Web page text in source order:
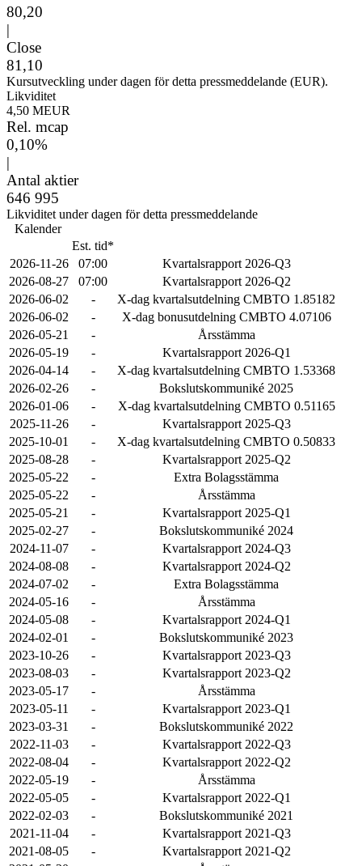
80,20
|
Close
81,10
Kursutveckling under dagen för detta pressmeddelande (EUR).
Likviditet
4,50 MEUR
Rel. mcap
0,10%
|
Antal aktier
646 995
Likviditet under dagen för detta pressmeddelande
Kalender
Est. tid*
2026-11-26
07:00
Kvartalsrapport 2026-Q3
2026-08-27
07:00
Kvartalsrapport 2026-Q2
2026-06-02
-
X-dag kvartalsutdelning CMBTO 1.85182
2026-06-02
-
X-dag bonusutdelning CMBTO 4.07106
2026-05-21
-
Årsstämma
2026-05-19
-
Kvartalsrapport 2026-Q1
2026-04-14
-
X-dag kvartalsutdelning CMBTO 1.53368
2026-02-26
-
Bokslutskommuniké 2025
2026-01-06
-
X-dag kvartalsutdelning CMBTO 0.51165
2025-11-26
-
Kvartalsrapport 2025-Q3
2025-10-01
-
X-dag kvartalsutdelning CMBTO 0.50833
2025-08-28
-
Kvartalsrapport 2025-Q2
2025-05-22
-
Extra Bolagsstämma
2025-05-22
-
Årsstämma
2025-05-21
-
Kvartalsrapport 2025-Q1
2025-02-27
-
Bokslutskommuniké 2024
2024-11-07
-
Kvartalsrapport 2024-Q3
2024-08-08
-
Kvartalsrapport 2024-Q2
2024-07-02
-
Extra Bolagsstämma
2024-05-16
-
Årsstämma
2024-05-08
-
Kvartalsrapport 2024-Q1
2024-02-01
-
Bokslutskommuniké 2023
2023-10-26
-
Kvartalsrapport 2023-Q3
2023-08-03
-
Kvartalsrapport 2023-Q2
2023-05-17
-
Årsstämma
2023-05-11
-
Kvartalsrapport 2023-Q1
2023-03-31
-
Bokslutskommuniké 2022
2022-11-03
-
Kvartalsrapport 2022-Q3
2022-08-04
-
Kvartalsrapport 2022-Q2
2022-05-19
-
Årsstämma
2022-05-05
-
Kvartalsrapport 2022-Q1
2022-02-03
-
Bokslutskommuniké 2021
2021-11-04
-
Kvartalsrapport 2021-Q3
2021-08-05
-
Kvartalsrapport 2021-Q2